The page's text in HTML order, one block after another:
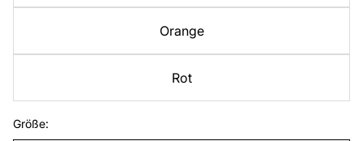
Orange
Rot
Größe: